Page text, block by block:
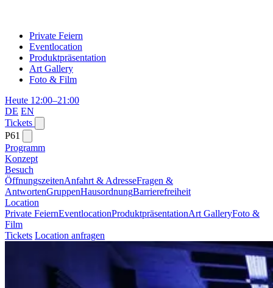
Private Feiern
Eventlocation
Produktpräsentation
Art Gallery
Foto & Film
Heute 12:00–21:00
DE EN
Tickets
P61
Programm
Konzept
Besuch
ÖffnungszeitenAnfahrt & AdresseFragen &
AntwortenGruppenHausordnungBarrierefreiheit
Location
Private FeiernEventlocationProduktpräsentationArt GalleryFoto &
Film
Tickets Location anfragen